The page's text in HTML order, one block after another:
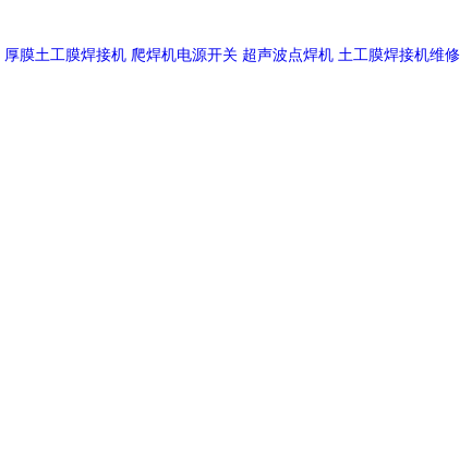
厚膜土工膜焊接机 爬焊机电源开关 超声波点焊机 土工膜焊接机维修